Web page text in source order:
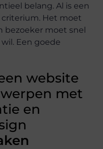
belang. Al is een
Het moet
bezoeker moet snel
Een goede